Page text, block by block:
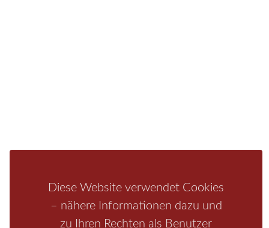
Diese Website verwendet Cookies
– nähere Informationen dazu und
zu Ihren Rechten als Benutzer
Mediathek